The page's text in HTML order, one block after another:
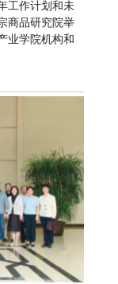
工作计划和未
商品研究院举
业学院机构和